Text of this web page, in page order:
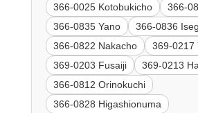
366-0025 Kotobukicho
366-
366-0835 Yano
366-0836
366-0822 Nakacho
369-0217
369-0203 Fusaiji
369-0213
366-0812 Orinokuchi
366-0828 Higashionuma